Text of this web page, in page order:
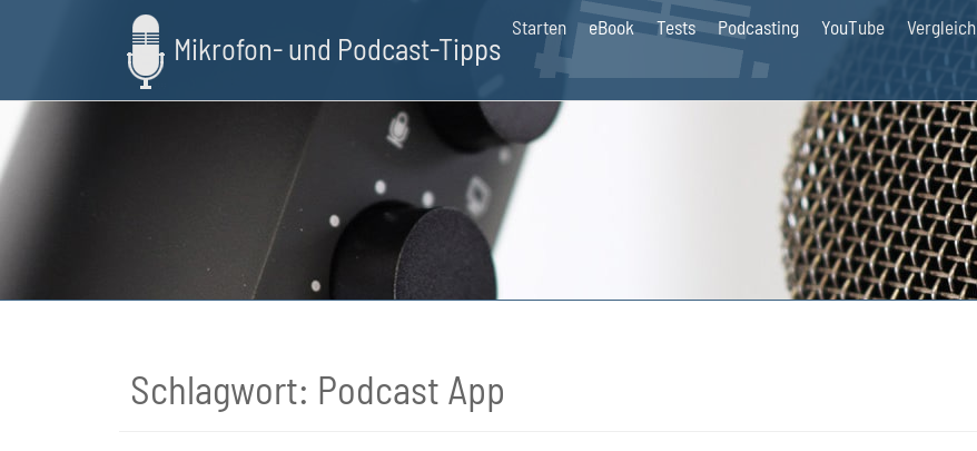
Mikrofon- und Podcast-Tipps
Starten eBook Tests Podcasting YouTube Vergleich
Schlagwort: Podcast App